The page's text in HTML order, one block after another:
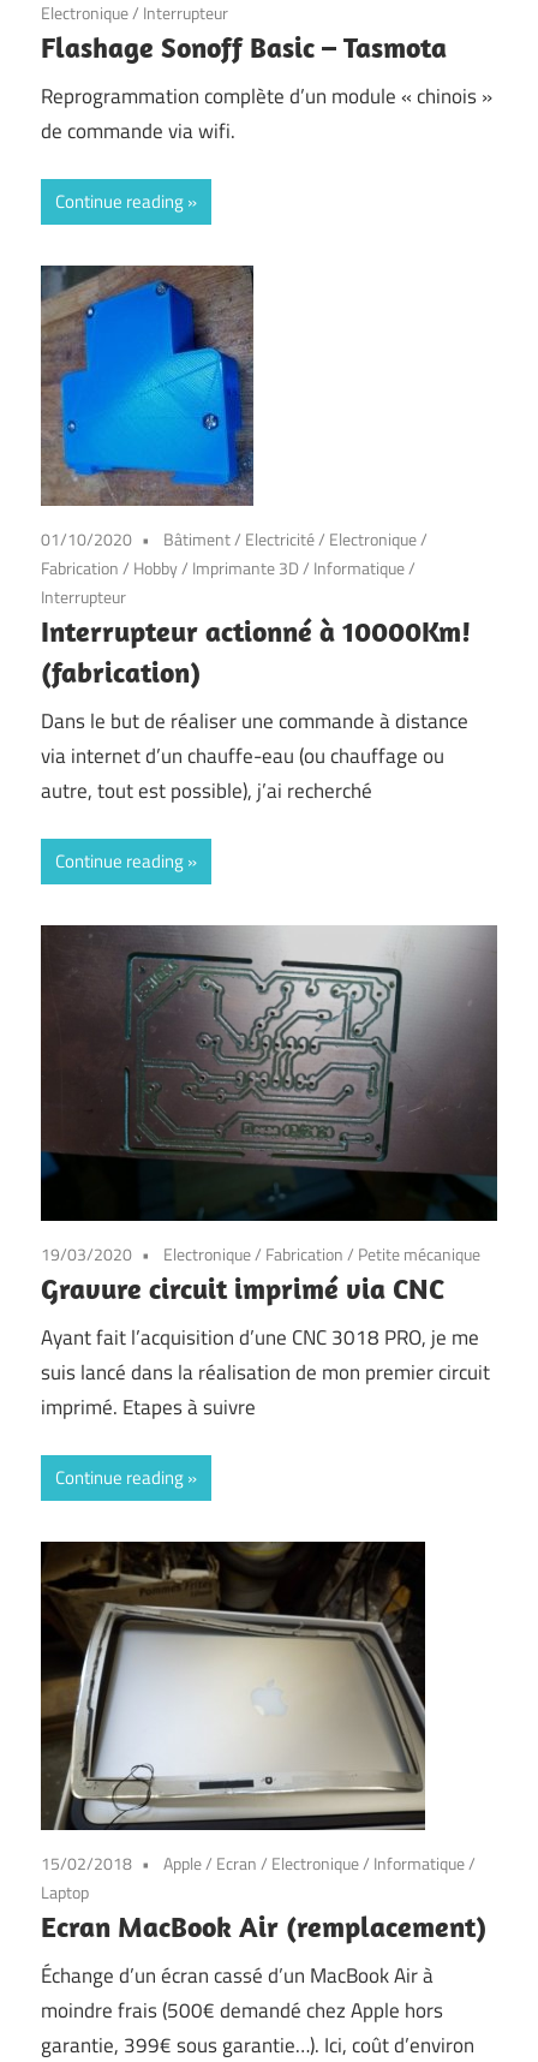
Electronique/ Interrupteur
Flashage Sonoff Basic – Tasmota
Reprogrammation complète d’un module « chinois »
de commande via wifi.
Continue reading
01/10/2020 Bâtiment/ Electricité/ Electronique/
Fabrication/ Hobby/ Imprimante 3D/ Informatique/
Interrupteur
Interrupteur actionné à 10000Km!
(fabrication)
Dans le but de réaliser une commande à distance
via internet d’un chauffe-eau (ou chauffage ou
autre, tout est possible), j’ai recherché
Continue reading
19/03/2020 Electronique/ Fabrication/ Petite mécanique
Gravure circuit imprimé via CNC
Ayant fait l’acquisition d’une CNC 3018 PRO, je me
suis lancé dans la réalisation de mon premier circuit
imprimé. Etapes à suivre
Continue reading
15/02/2018 Apple/ Ecran/ Electronique/ Informatique/
Laptop
Ecran MacBook Air (remplacement)
Échange d’un écran cassé d’un MacBook Air à
moindre frais (500€ demandé chez Apple hors
garantie, 399€ sous garantie…). Ici, coût d’environ